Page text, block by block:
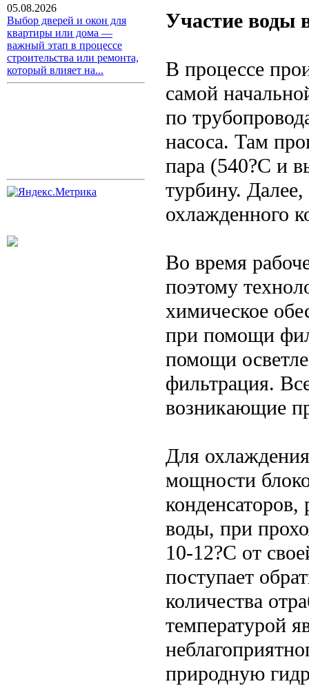
05.08.2026
Выбор дверей и окон для
квартиры или дома —
важный этап в процессе
строительства или ремонта,
который влияет на...
Участие воды
В процессе
самой
по
насоса. Там
пара (540?С и
турбину. Далее,
охлажденного
Во время
поэтому
химическое
при помощи
помощи
фильтрация.
возникающие
Для
мощности
воды, при
10-12?С от
поступает
количества
температурой
природную